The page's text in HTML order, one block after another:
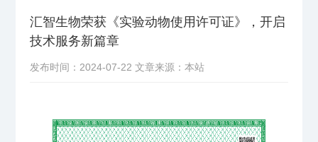
汇智生物荣获《实验动物使用许可证》，开启
技术服务新篇章
发布时间：2024-07-22 文章来源：本站